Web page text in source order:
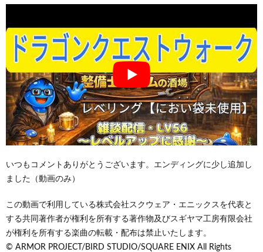
いつもコメントありがとうございます。エンディングに少し追加し
ました（動画のみ）
この動画で利用している株式会社スクウェア・エニックスを代表と
する共同著作者が権利を所有する著作物及びスギヤマ工房有限会社
が権利を所有する楽曲の転載・配布は禁止いたします。
© ARMOR PROJECT/BIRD STUDIO/SQUARE ENIX All Rights